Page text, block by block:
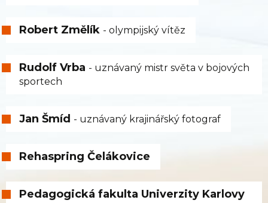
Robert Změlík - olympijský vítěz
Rudolf Vrba - uznávaný mistr světa v bojových
sportech
Jan Šmíd - uznávaný krajinářský fotograf
Rehaspring Čelákovice
Pedagogická fakulta Univerzity Karlovy